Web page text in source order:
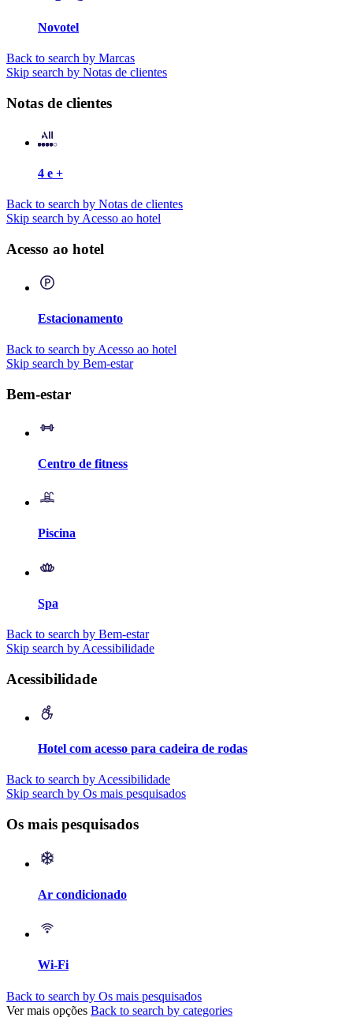
Novotel
Back to search by Marcas
Skip search by Notas de clientes
Notas de clientes
4 e +
Back to search by Notas de clientes
Skip search by Acesso ao hotel
Acesso ao hotel
Estacionamento
Back to search by Acesso ao hotel
Skip search by Bem-estar
Bem-estar
Centro de fitness
Piscina
Spa
Back to search by Bem-estar
Skip search by Acessibilidade
Acessibilidade
Hotel com acesso para cadeira de rodas
Back to search by Acessibilidade
Skip search by Os mais pesquisados
Os mais pesquisados
Ar condicionado
Wi-Fi
Back to search by Os mais pesquisados
Ver mais opções Back to search by categories